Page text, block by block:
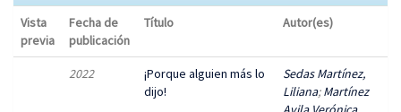
Vista
previa
Fecha de
publicación
Título Autor(es)
2022
¡Porque alguien más lo
dijo!
Sedas Martínez,
Liliana;Martínez